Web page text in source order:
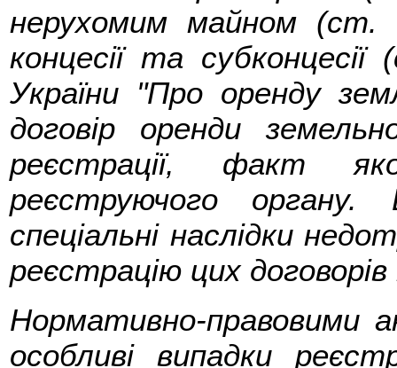
нерухомим майном (ст.
концесії та
України "Про оренду
договір оренди
реєстрації, факт
реєструючого органу.
спеціальні наслідки
реєстрацію цих договорів
Нормативно-правовими
особливі випадки